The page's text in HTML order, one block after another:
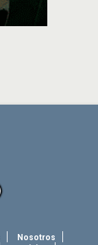
Nosotros